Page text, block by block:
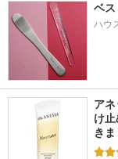
ベス
ハウ
ア
け
き